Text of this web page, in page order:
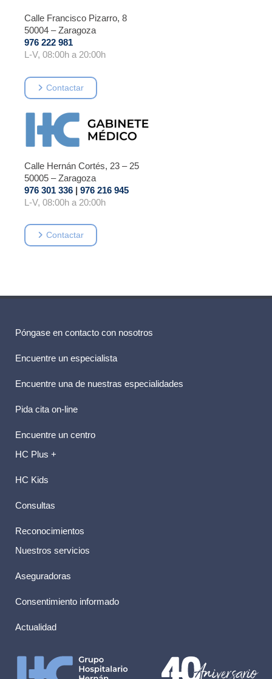
Calle Francisco Pizarro, 8
50004 – Zaragoza
976 222 981
L-V, 08:00h a 20:00h
Contactar
Calle Hernán Cortés, 23 – 25
50005 – Zaragoza
976 301 336
976 216 945
L-V, 08:00h a 20:00h
Contactar
Póngase en contacto con nosotros
Encuentre un especialista
Encuentre una de nuestras especialidades
Pida cita on-line
Encuentre un centro
HC Plus +
HC Kids
Consultas
Reconocimientos
Nuestros servicios
Aseguradoras
Consentimiento informado
Actualidad